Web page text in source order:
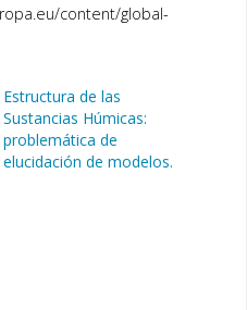
content/global-
Estructura de las
Sustancias Húmicas:
problemática de
elucidación de modelos.